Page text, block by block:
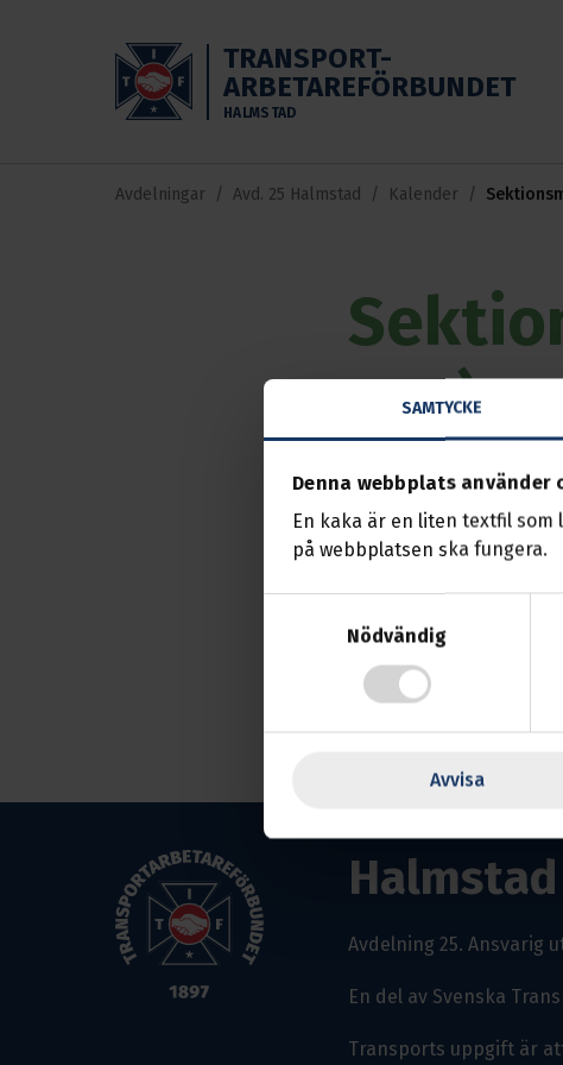
SAMTYCKE
Denna webbplats använder
En kaka är en liten textfil
på webbplatsen ska fungera.
Nödvändig
Avvisa
TRANSPORT-
ARBETAREFÖRBUNDET
HALMSTAD
Avdelningar Avd. 25 Halmstad Kalender
sep)
Händelse 02 sep.
Medlemmar
Halmstad
Avdelning 25. Ansvarig
En del av Svenska
Transports uppgift är